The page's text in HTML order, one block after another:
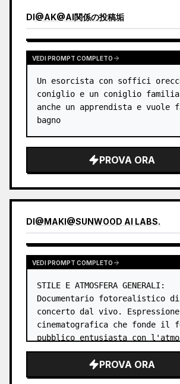
indossa un abito determ…
DI@AK@AI関係の投稿垢
VEDI PROMPT COMPLETO
Un esorcista con soffici
coniglio e un coniglio
anche un apprendista e vuole
bagno
PROVA ORA
DI@MAKI@SUNWOOD AI LABS.
VEDI PROMPT COMPLETO
STILE E ATMOSFERA GENERALI:
Documentario fotorealistico
concerto dal vivo.
cinematografica che fonde il
pubblico entusiasta con
unica e l'illuminazione
PROVA ORA